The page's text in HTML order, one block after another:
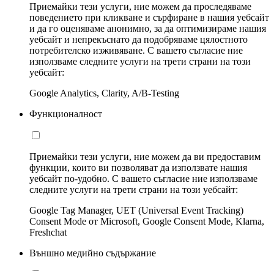
Приемайки тези услуги, ние можем да проследяваме
поведението при кликване и сърфиране в нашия уебсайт
и да го оценяваме анонимно, за да оптимизираме нашия
уебсайт и непрекъснато да подобряваме цялостното
потребителско изживяване. С вашето съгласие ние
използваме следните услуги на трети страни на този
уебсайт:
Google Analytics, Clarity, A/B-Testing
Функционалност
Приемайки тези услуги, ние можем да ви предоставим
функции, които ви позволяват да използвате нашия
уебсайт по-удобно. С вашето съгласие ние използваме
следните услуги на трети страни на този уебсайт:
Google Tag Manager, UET (Universal Event Tracking)
Consent Mode от Microsoft, Google Consent Mode, Klarna,
Freshchat
Външно медийно съдържание